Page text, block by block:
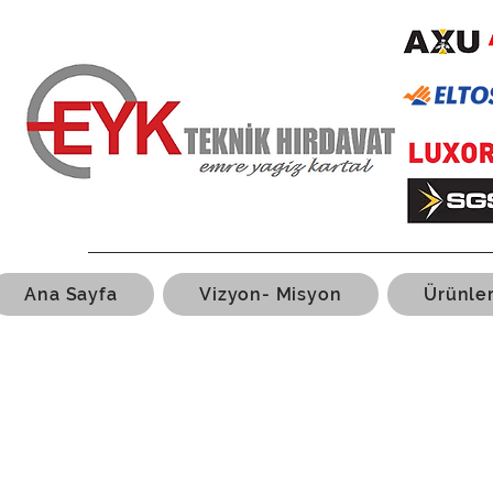
Ana Sayfa Vizyon- Misyon